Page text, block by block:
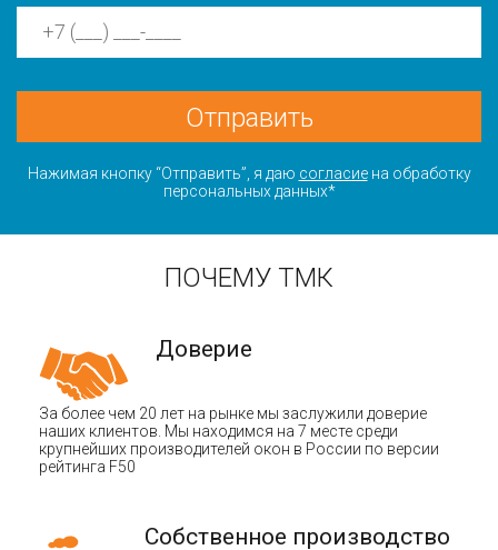
Отправить
Нажимая кнопку “Отправить”, я даю согласиена обработку
персональных данных*
ПОЧЕМУ ТМК
Доверие
За более чем 20 лет на рынке мы заслужили доверие
наших клиентов. Мы находимся на 7 месте среди
крупнейших производителей окон в России по версии
рейтинга F50
Собственное производство